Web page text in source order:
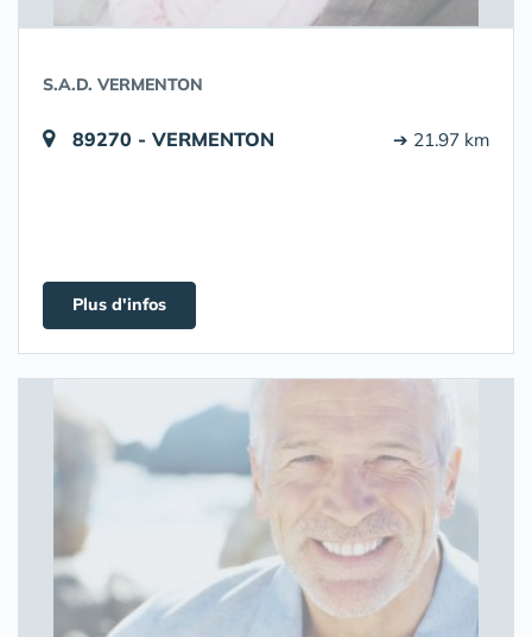
S.A.D. VERMENTON
89270 - VERMENTON ➔ 21.97 km
Plus d'infos